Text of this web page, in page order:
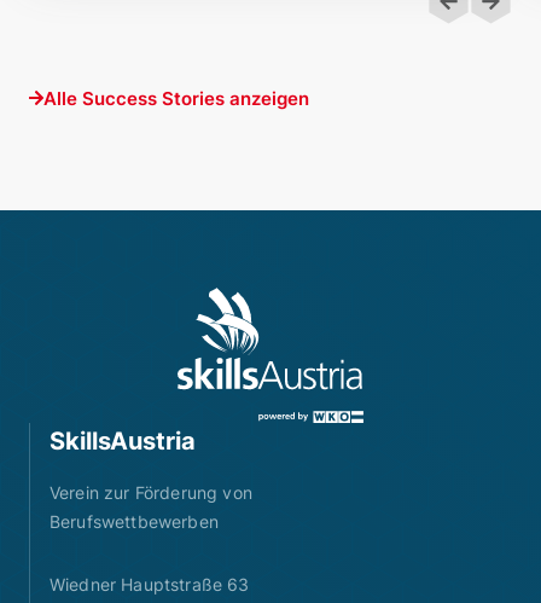
Alle Success Stories anzeigen
SkillsAustria
Verein zur Förderung von
Berufswettbewerben
Wiedner Hauptstraße 63